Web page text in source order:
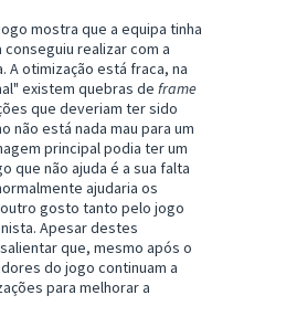
mostra que a equipa tinha
conseguiu realizar com a
A otimização está fraca, na
existem quebras de frame
que deveriam ter sido
não está nada mau para um
principal podia ter um
que não ajuda é a sua falta
ajudaria os
gosto tanto pelo jogo
Apesar destes
que, mesmo após o
do jogo continuam a
para melhorar a